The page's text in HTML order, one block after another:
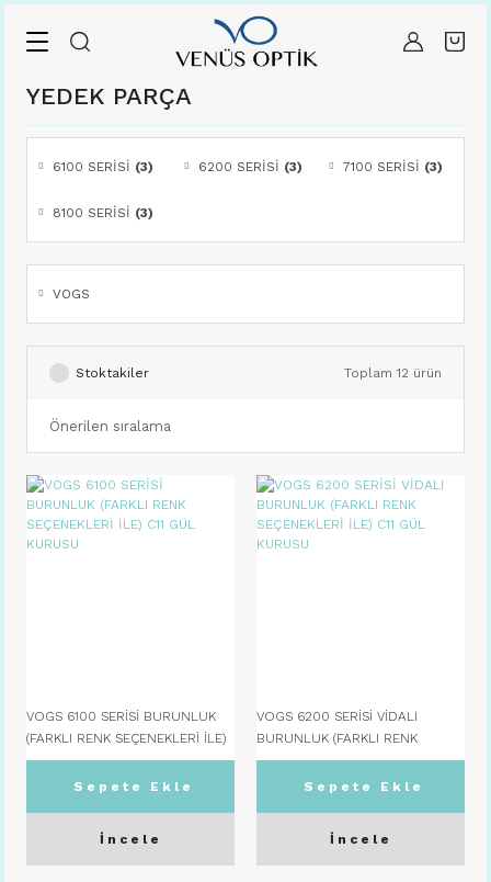
YEDEK PARÇA
6100 SERİSİ (3) 6200 SERİSİ (3) 7100 SERİSİ (3)
8100 SERİSİ (3)
VOGS
Stoktakiler Toplam 12 ürün
VOGS 6100 SERİSİ BURUNLUK
(FARKLI RENK SEÇENEKLERİ İLE)
C11 GÜL KURUSU
Sepete Ekle
İncele
VOGS 6200 SERİSİ VİDALI
BURUNLUK (FARKLI RENK
SEÇENEKLERİ İLE) C11 GÜL
KURUSUSepete Ekle
İncele
Geri Dön
ASETAT HALKALI
FASHION TAŞLI VE LAZER
VOGS FASHION TR90
Geri Dön
ERKEK
Geri Dön
FASET 6100 SERİSİ
FASET 7100 SERİSİ
FASET 8100 SERİSİ
Geri Dön
6100 SERİSİ
8100 SERİSİ